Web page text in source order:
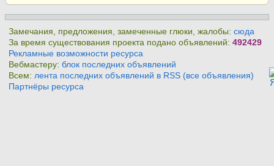
Замечания, предложения, замеченные глюки, жалобы:сюда
За время существования проекта подано объявлений:492429
Рекламные возможности ресурса
Вебмастеру:блок последних объявлений
Всем: лента последних объявлений в RSS (все объявления)
Партнёры ресурса